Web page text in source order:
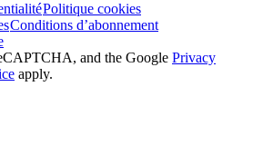
Politique cookies
Conditions d’abonnement
and the Google Privacy
apply.